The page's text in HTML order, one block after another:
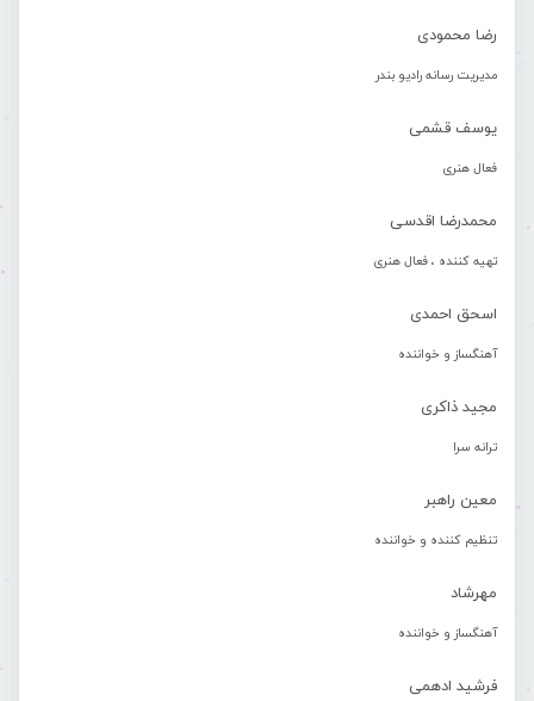
رضا محمودی
مدیریت رسانه رادیو بندر
یوسف قشمی
فعال هنری
محمدرضا اقدسی
تهیه کننده ، فعال هنری
اسحق احمدی
آهنگساز و خواننده
مجید ذاکری
ترانه سرا
معین راهبر
تنظیم کننده و خواننده
مهرشاد
آهنگساز و خواننده
فرشید ادهمی